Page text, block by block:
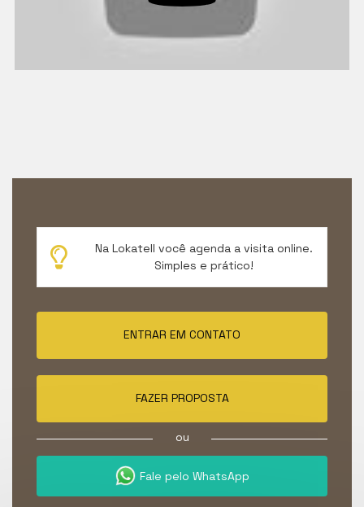
Na Lokatell você agenda a visita online.
Simples e prático!
ENTRAR EM CONTATO
FAZER PROPOSTA
ou
Fale pelo WhatsApp